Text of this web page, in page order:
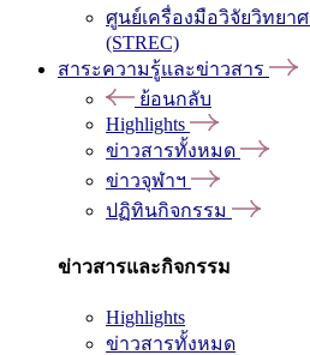
ศูนย์เครื่องมือวิจัยวิทยา
(STREC)
สาระความรู้และข่าวสาร
ย้อนกลับ
Highlights
ข่าวสารทั้งหมด
ข่าวจุฬาฯ
ปฏิทินกิจกรรม
ข่าวสารและกิจกรรม
Highlights
ข่าวสารทั้งหมด